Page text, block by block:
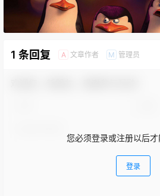
1 条回复 A 文章作者 M 管理员
您必须登录或注册以后
登录